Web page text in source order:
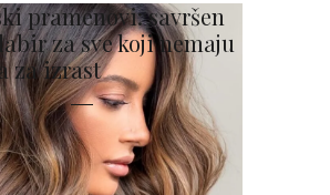
pramenovi: savršen
za sve koji nemaju
za izrast